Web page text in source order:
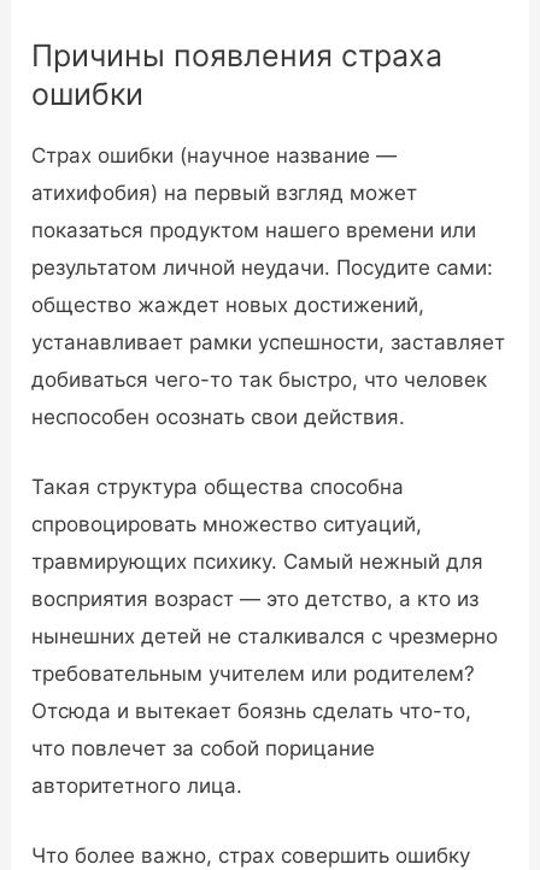
Причины появления страха
ошибки
Страх ошибки (научное название —
атихифобия) на первый взгляд может
показаться продуктом нашего времени или
результатом личной неудачи. Посудите сами:
общество жаждет новых достижений,
устанавливает рамки успешности, заставляет
добиваться чего-то так быстро, что человек
неспособен осознать свои действия.
Такая структура общества способна
спровоцировать множество ситуаций,
травмирующих психику. Самый нежный для
восприятия возраст — это детство, а кто из
нынешних детей не сталкивался с чрезмерно
требовательным учителем или родителем?
Отсюда и вытекает боязнь сделать что-то,
что повлечет за собой порицание
авторитетного лица.
Что более важно, страх совершить ошибку